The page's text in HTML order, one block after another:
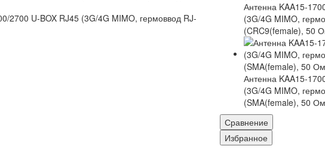
Антенна KAA15-
(3G/4G MIMO,
(CRC9(female), 50
Антенна KAA15-
(3G/4G MIMO,
(SMA(female), 50
Сравнение
Избранное